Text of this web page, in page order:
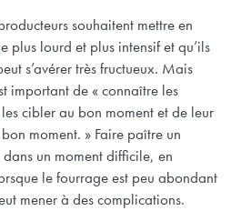
souhaitent mettre en
lourd et plus intensif et qu’ils
s’avérer très fructueux. Mais
important de « connaître les
cibler au bon moment et de leur
moment. » Faire paître un
un moment difficile, en
le fourrage est peu abondant
mener à des complications.